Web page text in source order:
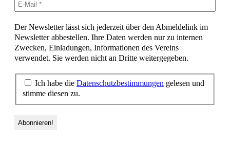
Der Newsletter lässt sich jederzeit über den Abmeldelink im
Newsletter abbestellen. Ihre Daten werden nur zu internen
Zwecken, Einladungen, Informationen des Vereins
verwendet. Sie werden nicht an Dritte weitergegeben.
Ich habe die Datenschutzbestimmungen gelesen und
stimme diesen zu.